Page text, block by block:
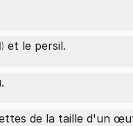
et le persil.
de la taille d'un